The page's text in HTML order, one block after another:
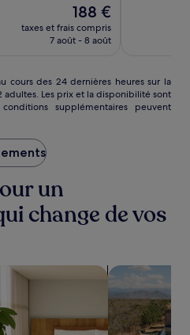
Le
nouveau
prix
188 €
188 €
taxes et frais compris
7 août - 8 août
cours des 24 dernières heures sur la
adultes. Les prix et la disponibilité sont
supplémentaires peuvent
un
change de vos
avec un spa sur place
des appart’hôtels
Rechercher